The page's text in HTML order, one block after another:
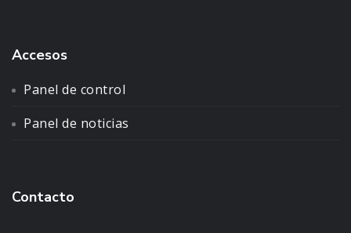
Accesos
Panel de control
Panel de noticias
Contacto